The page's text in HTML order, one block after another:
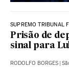
SUPREMO TRIBUNAL
Prisão de
sinal para
RODOLFO BORGES |